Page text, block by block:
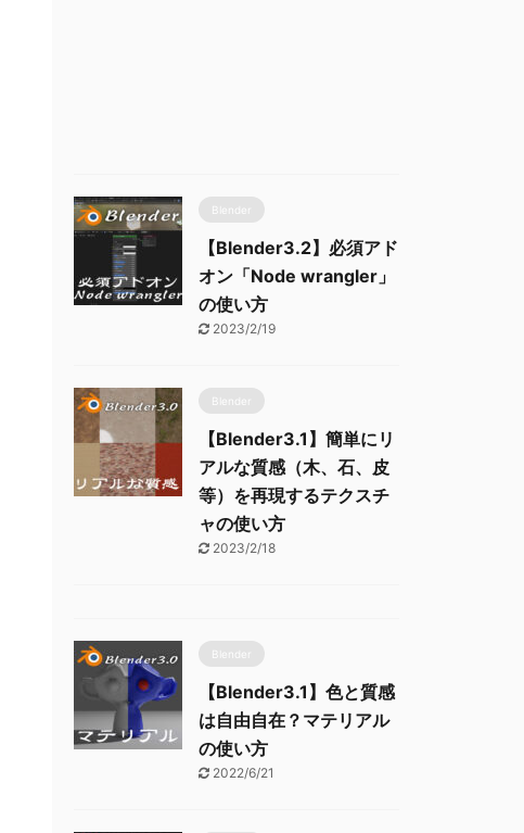
Blender
【Blender3.2】必須アド
オン「Node wrangler」
の使い方
2023/2/19
Blender
【Blender3.1】簡単にリ
アルな質感（木、石、皮
等）を再現するテクスチ
ャの使い方
2023/2/18
Blender
【Blender3.1】色と質感
は自由自在？マテリアル
の使い方
2022/6/21